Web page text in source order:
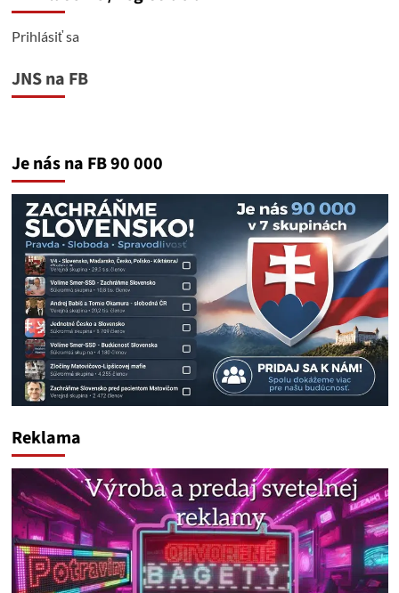
Prihlásiť sa
JNS na FB
Je nás na FB 90 000
Reklama